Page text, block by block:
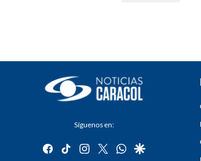
Síguenos en:
facebook
tiktok instagram
twitterwhatsapp
google